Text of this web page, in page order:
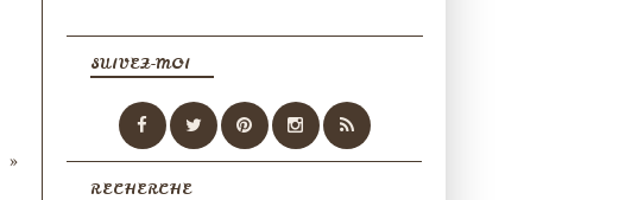
SUIVEZ-MOI
RECHERCHE